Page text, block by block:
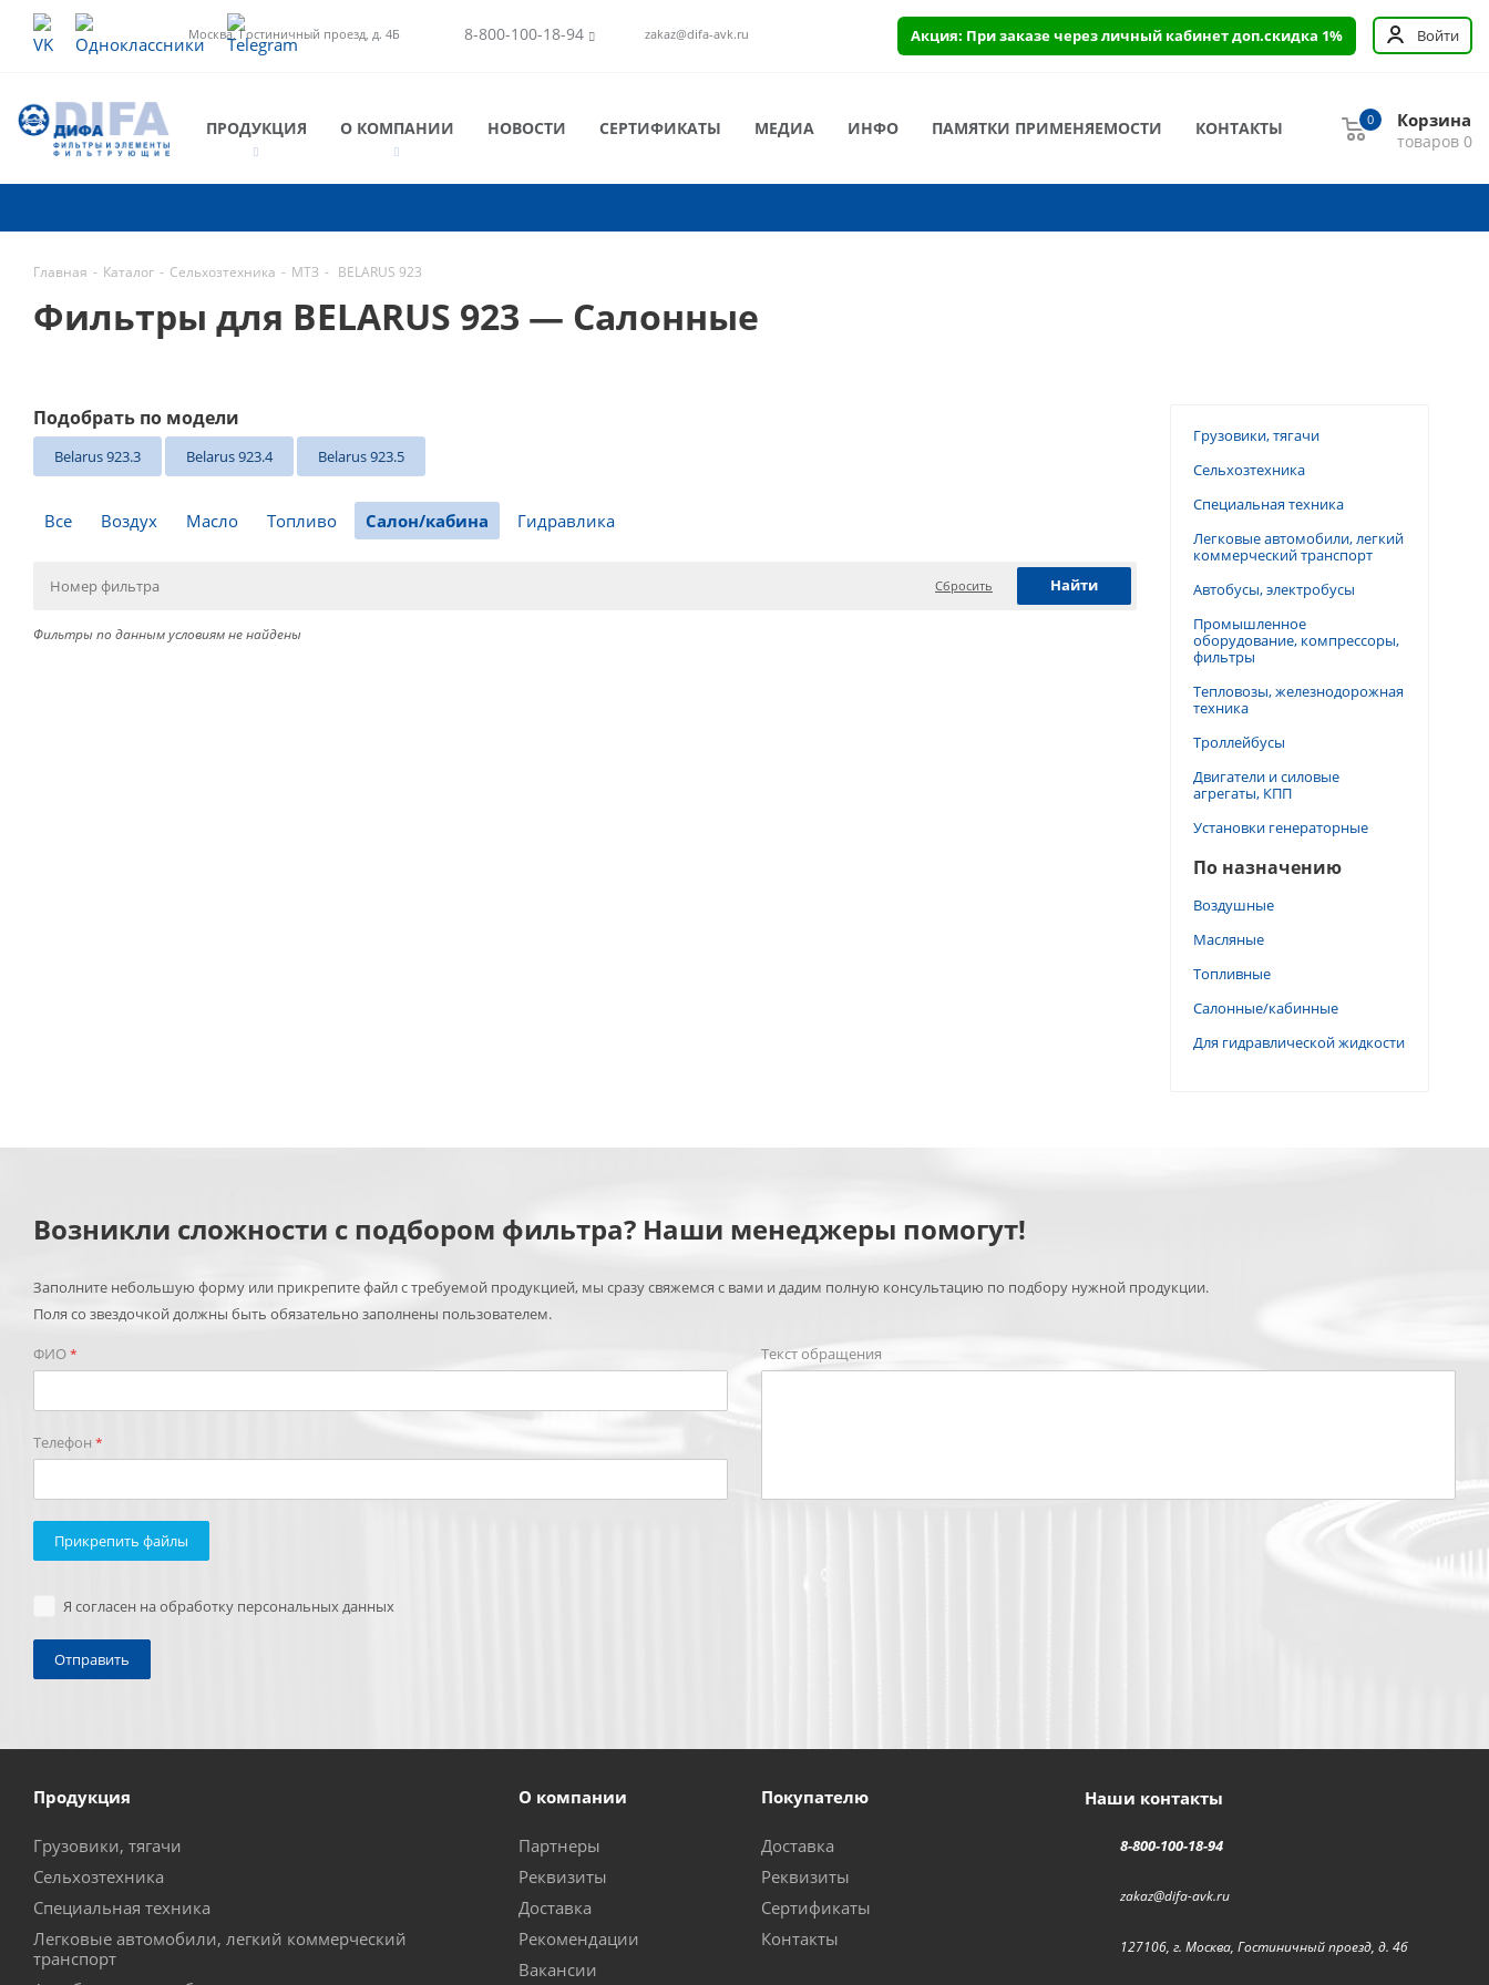
Москва, Гостиничный проезд, д. 4Б 8-800-100-18-94 zakaz@difa-avk.ru Акция: При заказе через личный кабинет доп.скидка 1% Войти
ПРОДУКЦИЯ О КОМПАНИИ НОВОСТИ СЕРТИФИКАТЫ МЕДИА ИНФО ПАМЯТКИ ПРИМЕНЯЕМОСТИ КОНТАКТЫ Корзина
товаров 0
0
Главная - Каталог - Сельхозтехника - МТЗ - BELARUS 923
Фильтры для BELARUS 923 — Салонные
Подобрать по модели
Belarus 923.3 Belarus 923.4 Belarus 923.5
Все Воздух Масло Топливо Салон/кабина Гидравлика
Сбросить
Фильтры по данным условиям не найдены
Грузовики, тягачи
Сельхозтехника
Специальная техника
Легковые автомобили, легкий
коммерческий транспорт
Автобусы, электробусы
Промышленное
оборудование, компрессоры,
фильтры
Тепловозы, железнодорожная
техника
Троллейбусы
Двигатели и силовые
агрегаты, КПП
Установки генераторные
По назначению
Воздушные
Масляные
Топливные
Салонные/кабинные
Для гидравлической жидкости
Возникли сложности с подбором фильтра? Наши менеджеры помогут!
Заполните небольшую форму или прикрепите файл с требуемой продукцией, мы сразу свяжемся с вами и дадим полную консультацию по подбору нужной продукции.
Поля со звездочкой должны быть обязательно заполнены пользователем.
ФИО*
Телефон *
Текст обращения
Прикрепить файлы
Я согласен на обработку персональных данных
Продукция
Грузовики, тягачи
Сельхозтехника
Специальная техника
Легковые автомобили, легкий коммерческий
транспорт
О компании
Партнеры
Реквизиты
Доставка
Рекомендации
Вакансии
Покупателю
Доставка
Реквизиты
Сертификаты
Контакты
Наши контакты
8-800-100-18-94
zakaz@difa-avk.ru
127106, г. Москва, Гостиничный проезд, д. 4б